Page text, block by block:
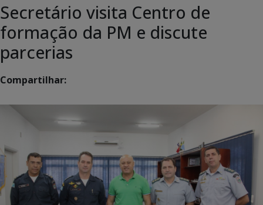
Secretário visita Centro de
formação da PM e discute
parcerias
Compartilhar: